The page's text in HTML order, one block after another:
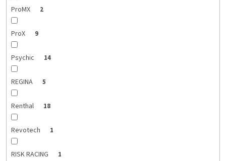
ProMX 2
ProX 9
Psychic 14
REGINA 5
Renthal 18
Revotech 1
RISK RACING 1